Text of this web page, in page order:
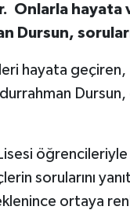
Onlarla
Dursun,
hayata geçiren,
sorularını
ortaya